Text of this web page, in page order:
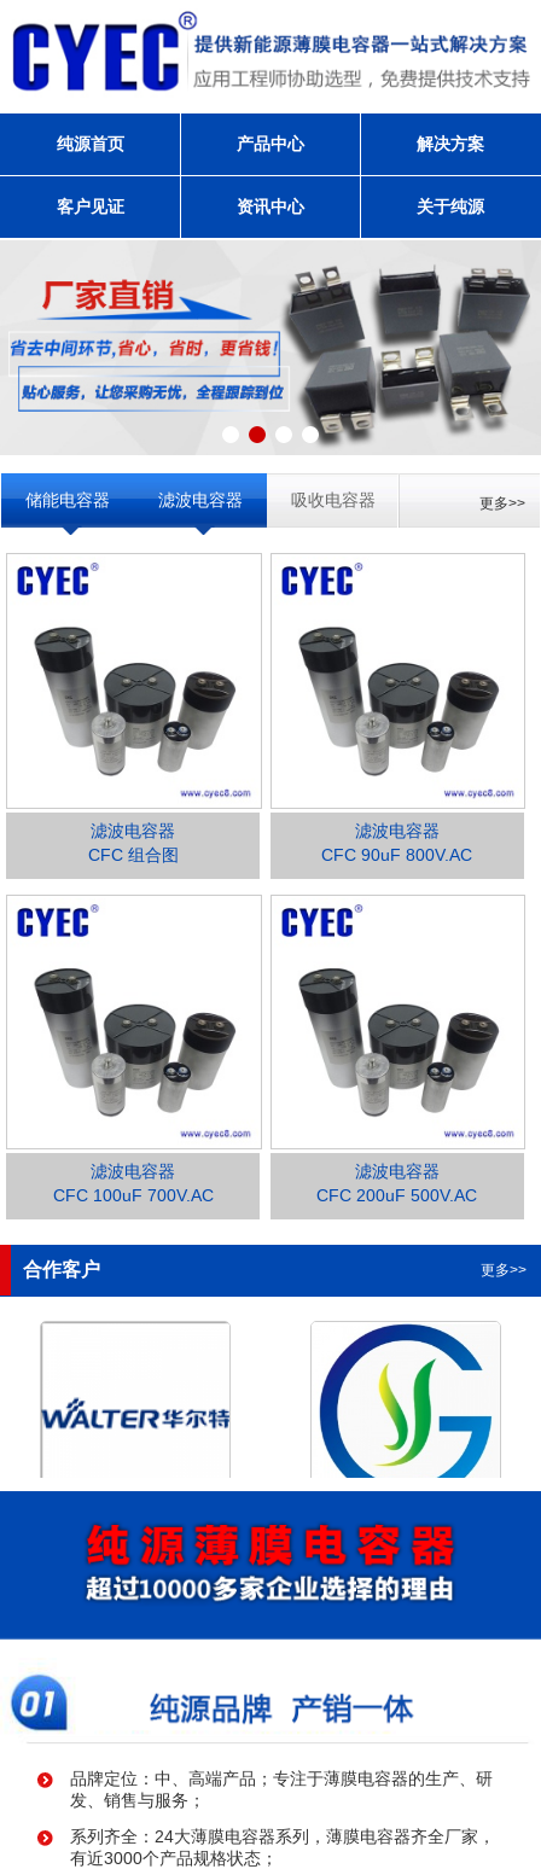
纯源首页 产品中心 解决方案
客户见证 资讯中心 关于纯源
储能电容器 滤波电容器 吸收电容器 更多>>
滤波电容器
CFC 组合图
滤波电容器
CFC 90uF 800V.AC
滤波电容器
CFC 100uF 700V.AC
滤波电容器
CFC 200uF 500V.AC
合作客户 更多>>
浙江华尔特机电股份有限公
司
浙江格瑶科技股份有限公司
品牌定位：中、高端产品；专注于薄膜电容器的生产、研
发、销售与服务；
系列齐全：24大薄膜电容器系列，薄膜电容器齐全厂家，
有近3000个产品规格状态；